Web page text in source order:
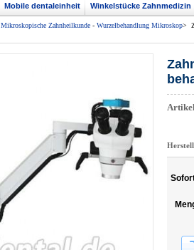
Mobile dentaleinheit Winkelstücke Zahnmedizin
Mikroskopische Zahnheilkunde - Wurzelbehandlung Mikroskop>